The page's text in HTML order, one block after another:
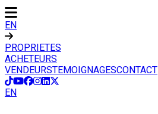
EN
PROPRIETES
ACHETEURS
VENDEURSTEMOIGNAGESCONTACT
EN